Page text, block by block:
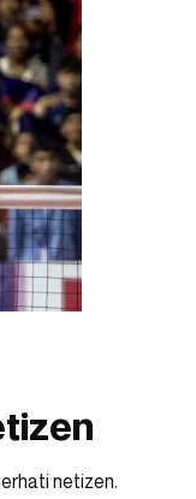
netizen.